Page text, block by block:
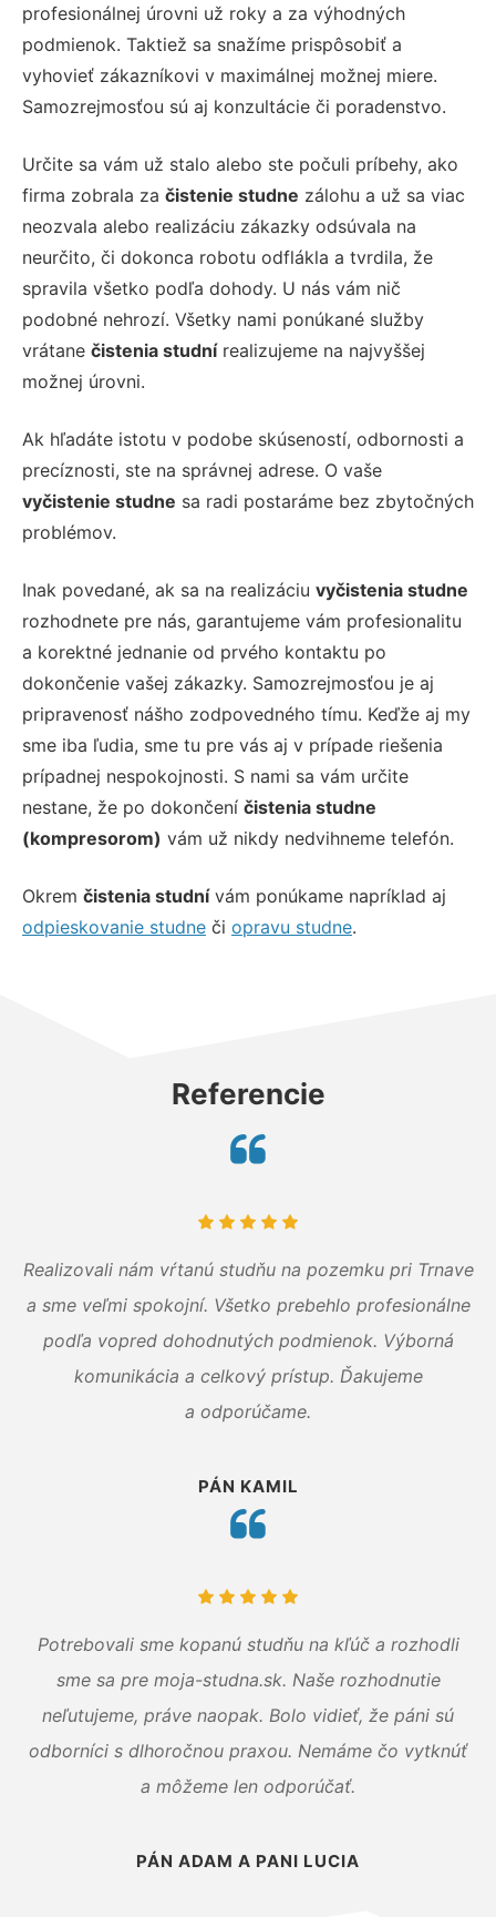
profesionálnej úrovni už roky a za výhodných
podmienok. Taktiež sa snažíme prispôsobiť a
vyhovieť zákazníkovi v maximálnej možnej miere.
Samozrejmosťou sú aj konzultácie či poradenstvo.
Určite sa vám už stalo alebo ste počuli príbehy, ako
firma zobrala za čistenie studne zálohu a už sa viac
neozvala alebo realizáciu zákazky odsúvala na
neurčito, či dokonca robotu odflákla a tvrdila, že
spravila všetko podľa dohody. U nás vám nič
podobné nehrozí. Všetky nami ponúkané služby
vrátane čistenia studnírealizujeme na najvyššej
možnej úrovni.
Ak hľadáte istotu v podobe skúseností, odbornosti a
precíznosti, ste na správnej adrese. O vaše
vyčistenie studne sa radi postaráme bez zbytočných
problémov.
Inak povedané, ak sa na realizáciu vyčistenia studne
rozhodnete pre nás, garantujeme vám profesionalitu
a korektné jednanie od prvého kontaktu po
dokončenie vašej zákazky. Samozrejmosťou je aj
pripravenosť nášho zodpovedného tímu. Keďže aj my
sme iba ľudia, sme tu pre vás aj v prípade riešenia
prípadnej nespokojnosti. S nami sa vám určite
nestane, že po dokončení čistenia studne
(kompresorom) vám už nikdy nedvihneme telefón.
Okrem čistenia studnívám ponúkame napríklad aj
odpieskovanie studne či opravu studne.
Referencie
Realizovali nám vŕtanú studňu na pozemku pri Trnave
a sme veľmi spokojní. Všetko prebehlo profesionálne
podľa vopred dohodnutých podmienok. Výborná
komunikácia a celkový prístup. Ďakujeme
a odporúčame.
PÁN KAMIL
Potrebovali sme kopanú studňu na kľúč a rozhodli
sme sa pre moja-studna.sk. Naše rozhodnutie
neľutujeme, práve naopak. Bolo vidieť, že páni sú
odborníci s dlhoročnou praxou. Nemáme čo vytknúť
a môžeme len odporúčať.
PÁN ADAM A PANI LUCIA